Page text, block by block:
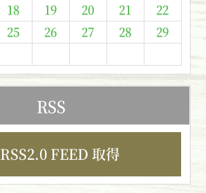
18 19 20 21
22
25 26 27 28
29
RSS
RSS2.0 FEED 取得